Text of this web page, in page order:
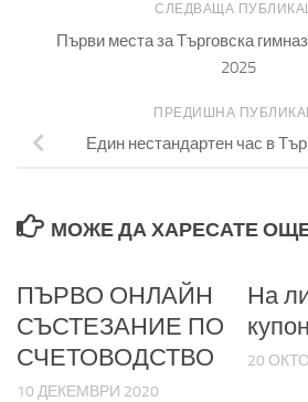
СЛЕДВАЩА
Първи места за Търговска
2025
ПРЕДИШНА
Един нестандартен час в
МОЖЕ ДА ХАРЕСАТЕ
ПЪРВО ОНЛАЙН
СЪСТЕЗАНИЕ ПО
СЧЕТОВОДСТВО
10 ДЕКЕМВРИ 2020
На
купон
20